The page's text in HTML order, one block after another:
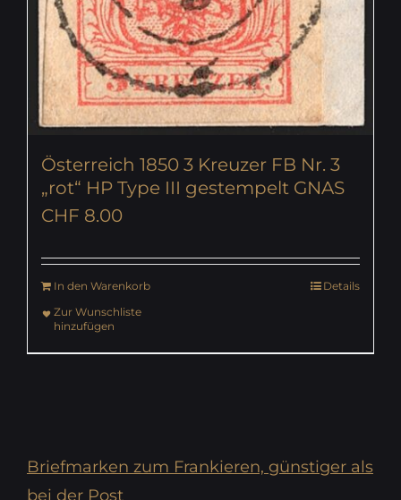
Österreich 1850 3 Kreuzer FB Nr. 3
„rot“ HP Type III gestempelt GNAS
CHF 8.00
In den Warenkorb
Details
Zur Wunschliste
hinzufügen
Briefmarken zum Frankieren, günstiger als
bei der Post